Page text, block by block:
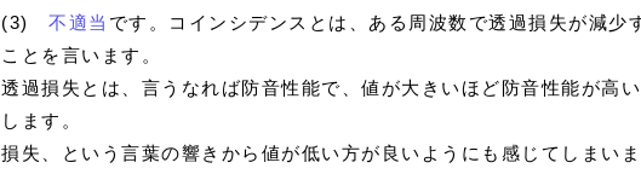
(3) 不適当 です。コインシデンスとは、ある周波数で透過損失が減少
ことを言います。
透過損失とは、言うなれば防音性能で、値が大きいほど防音性能が高
します。
損失、という言葉の響きから値が低い方が良いようにも感じてしまい